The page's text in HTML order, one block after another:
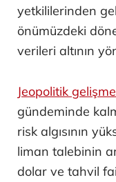
yetkililerinden
önümüzdeki
verileri altının
Jeopolitik
gündeminde
risk algısının
liman talebinin
dolar ve tahvil